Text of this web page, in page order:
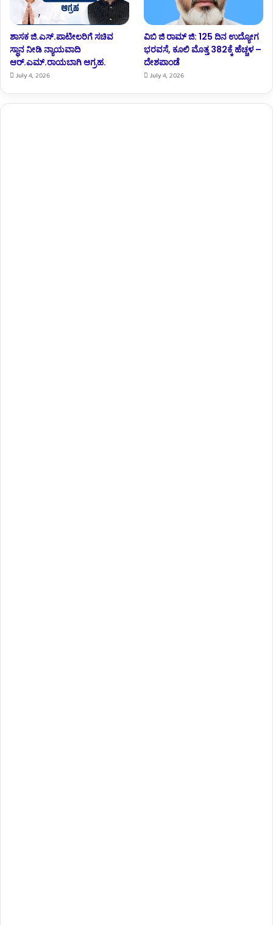
ಶಾಸಕ ಜಿ.ಎಸ್.ಪಾಟೀಲರಿಗೆ ಸಚಿವ
ಸ್ಥಾನ ನೀಡಿ ನ್ಯಾಯವಾದಿ
ಆರ್.‌ಎಮ್.‌ರಾಯಬಾಗಿ ಆಗ್ರಹ.
July 4, 2026
ವಿಬಿ ಜಿ ರಾಮ್ ಜಿ: 125 ದಿನ ಉದ್ಯೋಗ
ಭರವಸೆ, ಕೂಲಿ ಮೊತ್ತ 382ಕ್ಕೆ ಹೆಚ್ಚಳ –
ದೇಶಪಾಂಡೆ
July 4, 2026